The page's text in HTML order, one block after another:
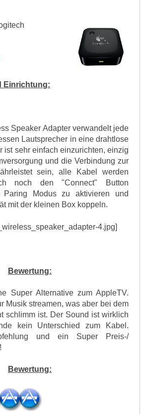
Einrichtung:
Speaker Adapter verwandelt jede
Lautsprecher in eine drahtlose
ist sehr einfach einzurichten, einzig
und die Verbindung zur
sein, alle Kabel werden
noch den "Connect" Button
Paring Modus zu aktivieren und
mit der kleinen Box koppeln.
Bewertung:
Super Alternative zum AppleTV.
Musik streamen, was aber bei dem
schlimm ist. Der Sound ist wirklich
kein Unterschied zum Kabel.
und ein Super Preis-/
Bewertung: